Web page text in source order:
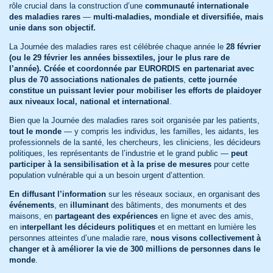
rôle crucial dans la construction d’une communauté internationale
des maladies rares — multi-maladies, mondiale et diversifiée, mais
unie dans son objectif.
La Journée des maladies rares est célébrée chaque année le 28 février
(ou le 29 février les années bissextiles, jour le plus rare de
l’année). Créée et coordonnée par EURORDIS en partenariat avec
plus de 70 associations nationales de patients cette journée
constitue un puissant levier pour mobiliser les efforts de plaidoyer
aux niveaux local, national et international
Bien que la Journée des maladies rares soit organisée par les patients,
tout le monde — y compris les individus, les familles, les aidants, les
professionnels de la santé, les chercheurs, les cliniciens, les décideurs
politiques, les représentants de l’industrie et le grand public — peut
participer à la sensibilisation et à la prise de mesures pour cette
population vulnérable qui a un besoin urgent d’attention.
En diffusant l’information sur les réseaux sociaux, en organisant des
événements , en illuminant des bâtiments, des monuments et des
maisons, en partageant des expériences en ligne et avec des amis,
en interpellant les décideurs politiques et en mettant en lumière les
personnes atteintes d’une maladie rare, nous visons collectivement à
changer et à améliorer la vie de 300 millions de personnes dans le
monde